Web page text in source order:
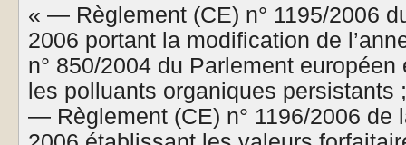
« — Règlement (CE) n° 1195/2006
2006 portant la modification de
n° 850/2004 du Parlement
les polluants organiques persistants ;
— Règlement (CE) n° 1196/2006 de